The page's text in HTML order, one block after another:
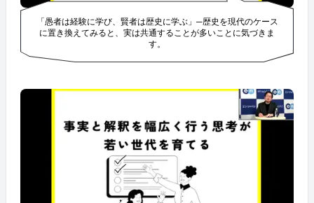
「愚者は経験に学び、賢者は歴史に学ぶ」─歴史を現代のケース
に置き換えてみると、実は共通することが多いことに気づきま
す。